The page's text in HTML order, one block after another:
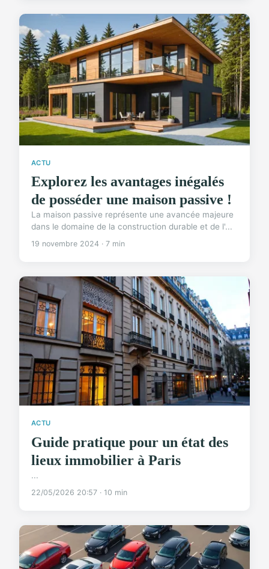
ACTU
Explorez les avantages inégalés
de posséder une maison passive !
La maison passive représente une avancée majeure
dans le domaine de la construction durable et de l'...
19 novembre 2024 · 7 min
ACTU
Guide pratique pour un état des
lieux immobilier à Paris
...
22/05/2026 20:57 · 10 min